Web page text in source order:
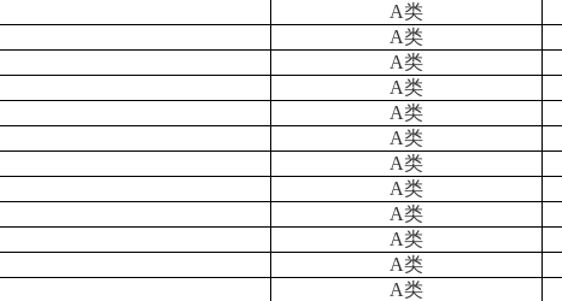
A类
A类
A类
A类
A类
A类
A类
A类
A类
A类
A类
A类